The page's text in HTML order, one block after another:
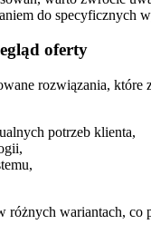
do specyficznych
oferty
rozwiązania, które
potrzeb klienta,
różnych wariantach,